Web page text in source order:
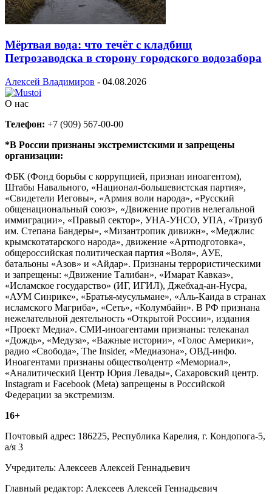
Мёртвая вода: что течёт с кладбищ
Петрозаводска в сторону городского водозабора
Алексей Владимиров - 04.08.2026
О нас
Телефон: +7 (909) 567-00-00
*В России признаны экстремистскими и запрещены
организации:
ФБК (Фонд борьбы с коррупцией, признан иноагентом),
Штабы Навального, «Национал-большевистская партия»,
«Свидетели Иеговы», «Армия воли народа», «Русский
общенациональный союз», «Движение против нелегальной
иммиграции», «Правый сектор», УНА-УНСО, УПА, «Тризуб
им. Степана Бандеры», «Мизантропик дивижн», «Меджлис
крымскотатарского народа», движение «Артподготовка»,
общероссийская политическая партия «Воля», АУЕ,
батальоны «Азов» и «Айдар». Признаны террористическими
и запрещены: «Движение Талибан», «Имарат Кавказ»,
«Исламское государство» (ИГ, ИГИЛ), Джебхад-ан-Нусра,
«АУМ Синрике», «Братья-мусульмане», «Аль-Каида в странах
исламского Магриба», «Сеть», «Колумбайн». В РФ признана
нежелательной деятельность «Открытой России», издания
«Проект Медиа». СМИ-иноагентами признаны: телеканал
«Дождь», «Медуза», «Важные истории», «Голос Америки»,
радио «Свобода», The Insider, «Медиазона», ОВД-инфо.
Иноагентами признаны общество/центр «Мемориал»,
«Аналитический Центр Юрия Левады», Сахаровский центр.
Instagram и Facebook (Metа) запрещены в Российской
Федерации за экстремизм.
16+
Почтовый адрес: 186225, Республика Карелия, г. Кондопога-5,
а/я 3
Учредитель: Алексеев Алексей Геннадьевич
Главный редактор: Алексеев Алексей Геннадьевич